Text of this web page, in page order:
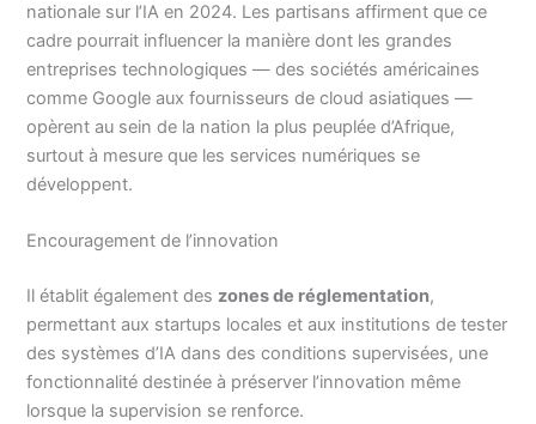
nationale sur l’IA en 2024. Les partisans affirment que ce
cadre pourrait influencer la manière dont les grandes
entreprises technologiques — des sociétés américaines
comme Google aux fournisseurs de cloud asiatiques —
opèrent au sein de la nation la plus peuplée d’Afrique,
surtout à mesure que les services numériques se
développent.
Encouragement de l’innovation
Il établit également des zones de réglementation,
permettant aux startups locales et aux institutions de tester
des systèmes d’IA dans des conditions supervisées, une
fonctionnalité destinée à préserver l’innovation même
lorsque la supervision se renforce.